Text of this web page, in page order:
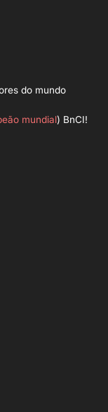
do mundo
mundial) BnCI!